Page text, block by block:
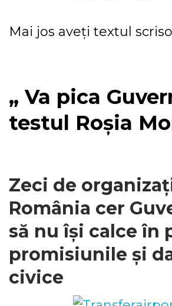
Mai jos aveți textul
„ Va pica
testul Roșia
Zeci de
România cer
să nu își calce în
promisiunile și
civice